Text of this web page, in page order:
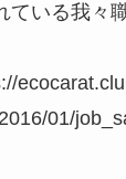
ている我々
01/